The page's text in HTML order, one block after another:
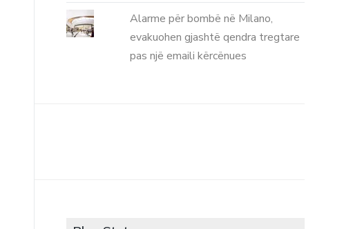
Alarme për bombë në Milano,
evakuohen gjashtë qendra tregtare
pas një emaili kërcënues